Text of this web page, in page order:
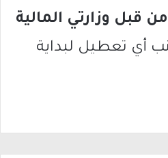
قبل وزارتي المالية
أي تعطيل لبداية